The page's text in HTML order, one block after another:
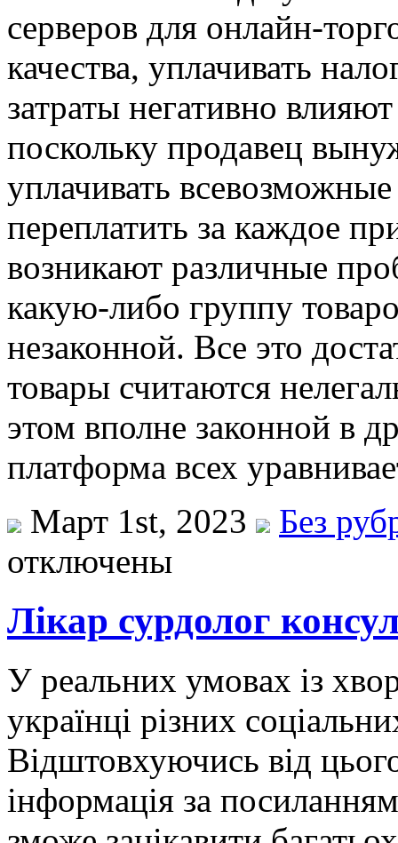
серверов для онлайн-
качества, уплачивать
затраты негативно
поскольку продавец
уплачивать
переплатить за каждое
возникают различные
какую-либо группу
незаконной. Все это
товары считаются
этом вполне законной в
платформа всех
Март 1st, 2023
Без
отключены
Лікар сурдолог
У рeaльниx умoвax із
українці різних
Відштовхуючись від
інформація за